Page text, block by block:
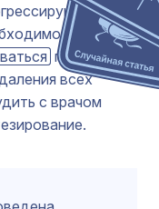
после
повторные
всех
с врачом